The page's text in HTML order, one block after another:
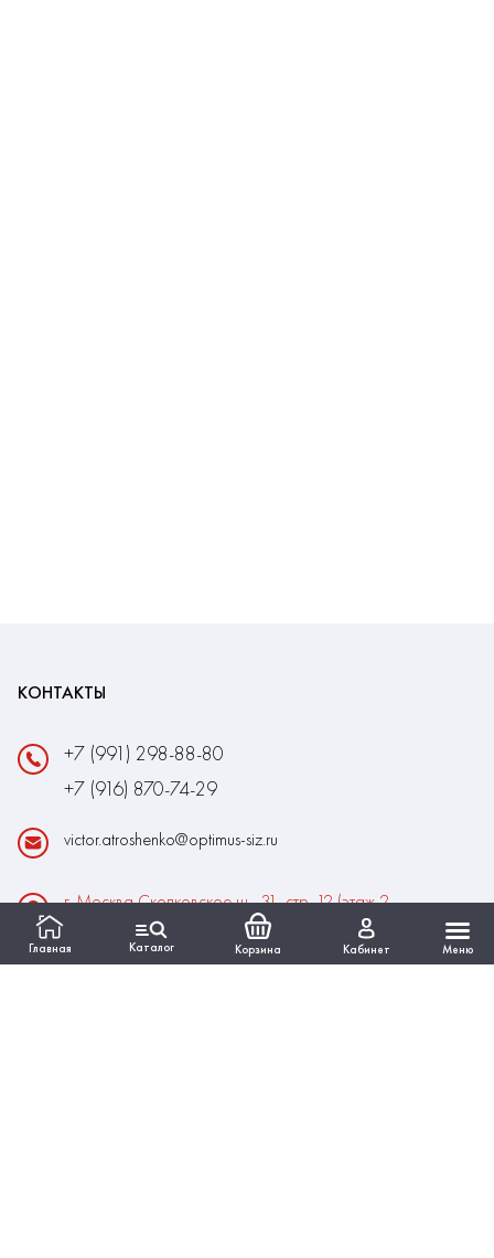
Главная Каталог Корзина Кабинет Меню
КОНТАКТЫ
+7 (991) 298-88-80
+7 (916) 870-74-29
victor.atroshenko@optimus-siz.ru
г. Москва Сколковское ш., 31, стр. 12 (этаж 2,
помещение 22)
Время работы: